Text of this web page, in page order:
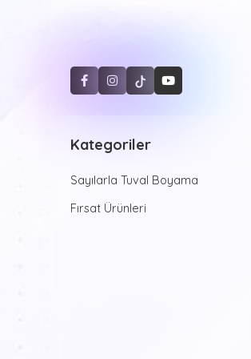
Kategoriler
Sayılarla Tuval Boyama
Fırsat Ürünleri